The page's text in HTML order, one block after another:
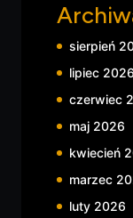
sierpień
lipiec 2026
czerwiec
maj 2026
kwiecień
marzec
luty 2026